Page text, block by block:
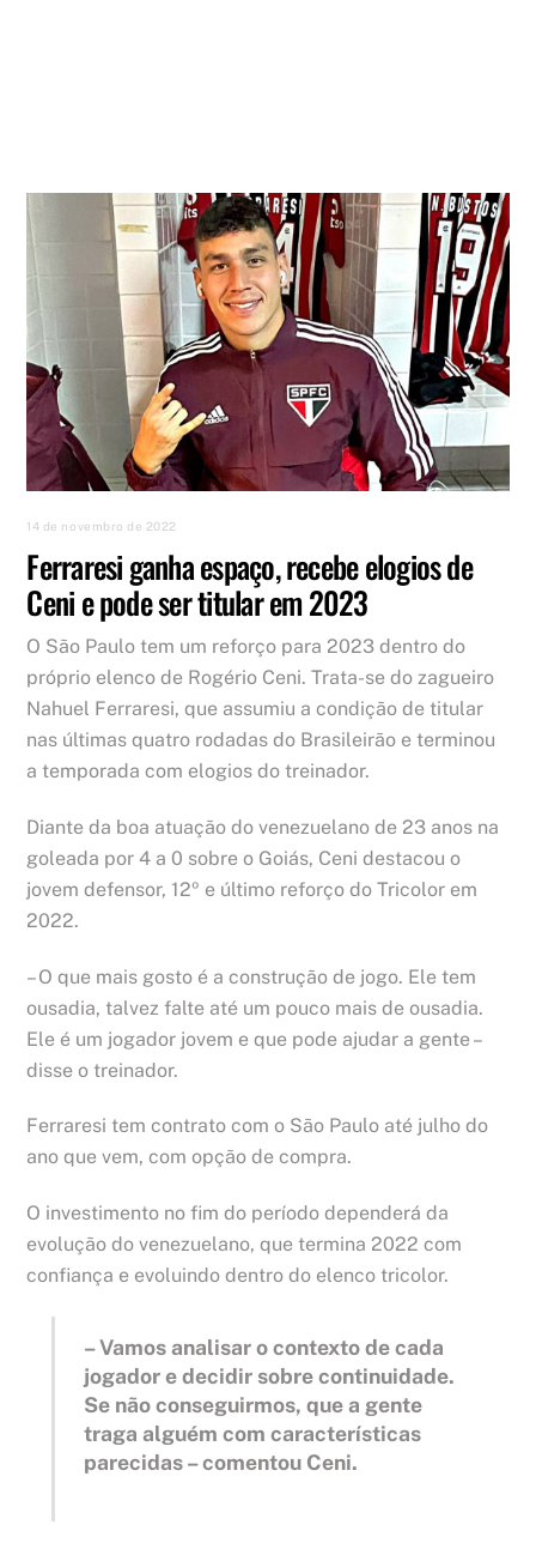
14 de novembro de 2022
Ferraresi ganha espaço, recebe elogios de
Ceni e pode ser titular em 2023
O São Paulo tem um reforço para 2023 dentro do
próprio elenco de Rogério Ceni. Trata-se do zagueiro
Nahuel Ferraresi, que assumiu a condição de titular
nas últimas quatro rodadas do Brasileirão e terminou
a temporada com elogios do treinador.
Diante da boa atuação do venezuelano de 23 anos na
goleada por 4 a 0 sobre o Goiás, Ceni destacou o
jovem defensor, 12º e último reforço do Tricolor em
2022.
– O que mais gosto é a construção de jogo. Ele tem
ousadia, talvez falte até um pouco mais de ousadia.
Ele é um jogador jovem e que pode ajudar a gente –
disse o treinador.
Ferraresi tem contrato com o São Paulo até julho do
ano que vem, com opção de compra.
O investimento no fim do período dependerá da
evolução do venezuelano, que termina 2022 com
confiança e evoluindo dentro do elenco tricolor.
– Vamos analisar o contexto de cada
jogador e decidir sobre continuidade.
Se não conseguirmos, que a gente
traga alguém com características
parecidas – comentou Ceni.